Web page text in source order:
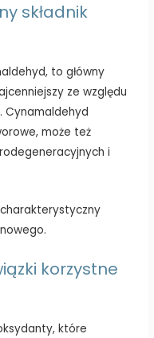
składnik
to główny
ze względu
Cynamaldehyd
może też
i
korzystne
które